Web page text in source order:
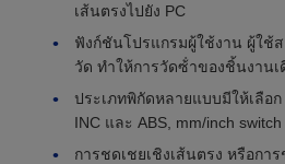
เส้นตรงไปยัง PC
ฟังก์ชันโปรแกรมผู้ใช้งาน ผู้ใช้
วัด ทําให้การวัดซ้ําของชิ้นงาน
ประเภทพิกัดหลายแบบมีให้เลือ
INC และ ABS, mm/inch switch
การชดเชยเชิงเส้นตรง หรือกา